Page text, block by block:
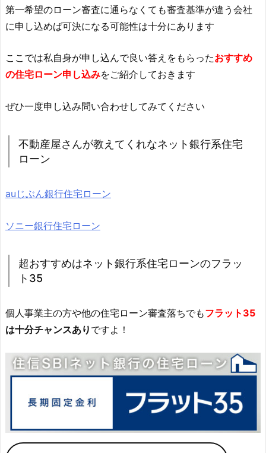
第一希望のローン審査に通らなくても審査基準が違う会社
に申し込めば可決になる可能性は十分にあります
ここでは私自身が申し込んで良い答えをもらったおすすめ
の住宅ローン申し込みをご紹介しておきます
ぜひ一度申し込み問い合わせしてみてください
不動産屋さんが教えてくれなネット銀行系住宅
ローン
auじぶん銀行住宅ローン
ソニー銀行住宅ローン
超おすすめはネット銀行系住宅ローンのフラッ
ト35
個人事業主の方や他の住宅ローン審査落ちでもフラット35
は十分チャンスあり ですよ！